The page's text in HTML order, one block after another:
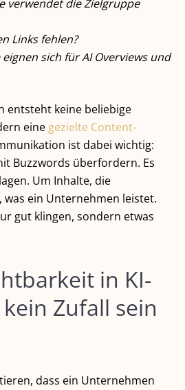
verwendet die Zielgruppe
Links fehlen?
sich für AI Overviews und
entsteht keine beliebige
eine gezielte Content-
ist dabei wichtig:
Buzzwords überfordern. Es
Um Inhalte, die
ein Unternehmen leistet.
gut klingen, sondern etwas
in KI-
Zufall sein
dass ein Unternehmen